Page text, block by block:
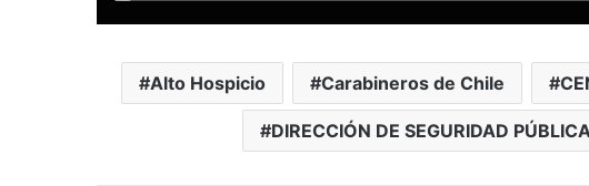
Alto Hospicio Carabineros de Chile
DIRECCIÓN DE SEGURIDAD